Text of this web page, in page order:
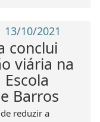
13/10/2021
conclui
viária na
Barros
reduzir a